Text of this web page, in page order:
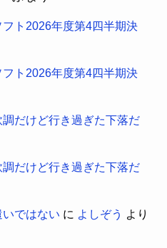
ト2026年度第4四半期決
ト2026年度第4四半期決
だけど行き過ぎた下落だ
だけど行き過ぎた下落だ
ではない に よしぞう より